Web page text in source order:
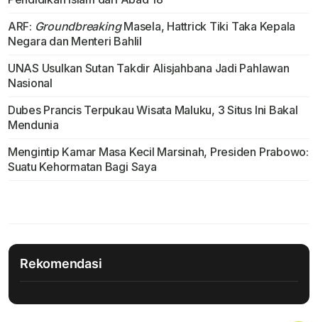
ARF: GroundbreakingMasela, Hattrick Tiki Taka Kepala
Negara dan Menteri Bahlil
UNAS Usulkan Sutan Takdir Alisjahbana Jadi Pahlawan
Nasional
Dubes Prancis Terpukau Wisata Maluku, 3 Situs Ini Bakal
Mendunia
Mengintip Kamar Masa Kecil Marsinah, Presiden Prabowo:
Suatu Kehormatan Bagi Saya
Rekomendasi